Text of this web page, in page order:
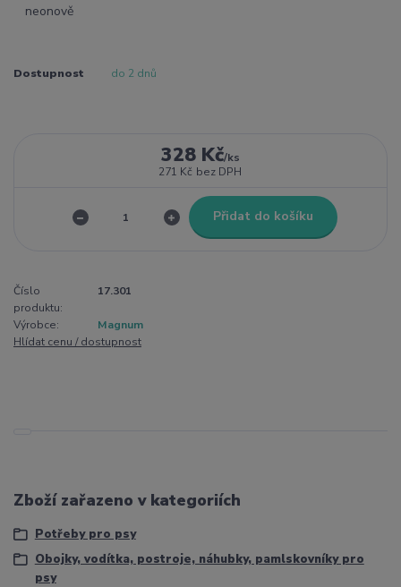
Dostupnost do 2 dnů
328 Kč/ks
271 Kč bez DPH
Přidat do košíku
Číslo
produktu:
17.301
Výrobce:
Magnum
Hlídat cenu / dostupnost
Zboží zařazeno v kategoriích
Potřeby pro psy
Obojky, vodítka, postroje, náhubky, pamlskovníky pro
psy